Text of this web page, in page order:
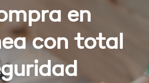
en
con total